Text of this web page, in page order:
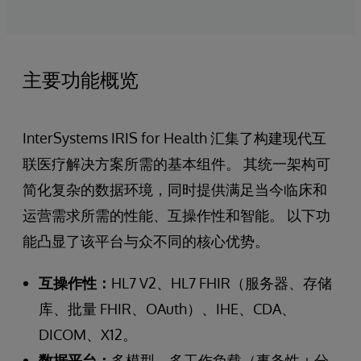
主要功能概览
InterSystems IRIS for Health 汇集了构建现代互
联医疗解决方案所需的基本组件。 其统一架构可
简化复杂的数据环境，同时提供满足当今临床和
运营需求所需的性能、互操作性和智能。 以下功
能凸显了该平台与众不同的核心优势。
互操作性： HL7 V2、HL7 FHIR（服务器、存储
库、批量 FHIR、OAuth）、IHE、CDA、
DICOM、X12。